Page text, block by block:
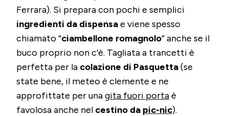
Ferrara). Si prepara con pochi e semplici
ingredienti da dispensae viene spesso
chiamato “ciambellone romagnolo” anche se il
buco proprio non c’è. Tagliata a trancetti è
perfetta per la colazione di Pasquetta(se
state bene, il meteo è clemente e ne
approfittate per unagita fuori portaè
favolosa anche nel cestino da pic-nic).